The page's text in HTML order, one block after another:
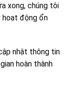
xong, chúng tôi
hoạt động ổn
nhật thông tin
hoàn thành